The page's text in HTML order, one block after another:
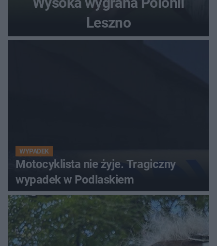
Leszno
WYPADEK
Motocyklista nie żyje. Tragiczny
wypadek w Podlaskiem